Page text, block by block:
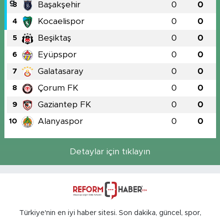
3 Başakşehir 0 0
4 Kocaelispor 0 0
5 Beşiktaş 0 0
6 Eyüpspor 0 0
7 Galatasaray 0 0
8 Çorum FK 0 0
9 Gaziantep FK 0 0
10 Alanyaspor 0 0
Detaylar için tıklayın
Türkiye'nin en iyi haber sitesi. Son dakika, güncel, spor,